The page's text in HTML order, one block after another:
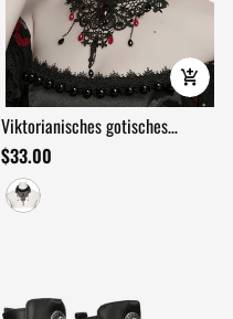
Viktorianisches gotisches
Perlenhalsband mit roten
Kristalltropfen
$33.00